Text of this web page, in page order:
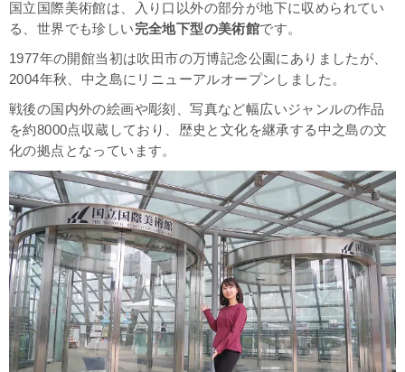
国立国際美術館は、入り口以外の部分が地下に収められてい
る、世界でも珍しい完全地下型の美術館です。
1977年の開館当初は吹田市の万博記念公園 にありましたが、
2004年秋、中之島にリニューアルオープンしました。
戦後の国内外の絵画や彫刻、写真など幅広いジャンルの作品
を約8000点収蔵しており、歴史と文化を継承する中之島の文
化の拠点となっています。